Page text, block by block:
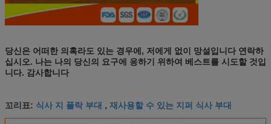
당신은 어떠한 의혹라도 있는 경우에, 저에게 없이 망설입니다 연락하
십시오. 나는 나의 당신의 요구에 응하기 위하여 베스트를 시도할 것입
니다. 감사합니다
꼬리표: 식사 지 플락 부대 , 재사용할 수 있는 지퍼 식사 부대